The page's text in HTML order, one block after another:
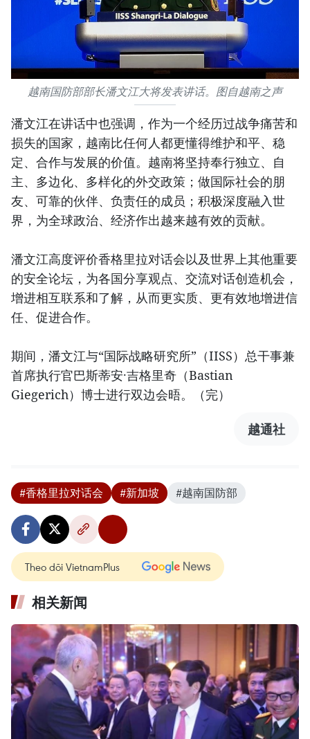
越南国防部部长潘文江大将发表讲话。图自越南之声
潘文江在讲话中也强调，作为一个经历过战争痛苦和
损失的国家，越南比任何人都更懂得维护和平、稳
定、合作与发展的价值。越南将坚持奉行独立、自
主、多边化、多样化的外交政策；做国际社会的朋
友、可靠的伙伴、负责任的成员；积极深度融入世
界，为全球政治、经济作出越来越有效的贡献。
潘文江高度评价香格里拉对话会以及世界上其他重要
的安全论坛，为各国分享观点、交流对话创造机会，
增进相互联系和了解，从而更实质、更有效地增进信
任、促进合作。
期间，潘文江与“国际战略研究所”（IISS）总干事兼
首席执行官巴斯蒂安·吉格里奇（Bastian
Giegerich）博士进行双边会晤。（完）
越通社
#香格里拉对话会 #新加坡 #越南国防部
Theo dõi VietnamPlus
相关新闻